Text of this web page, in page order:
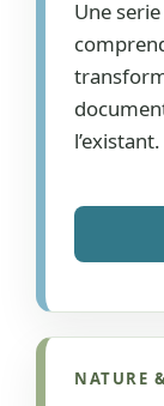
Une
l’existant.
NATURE